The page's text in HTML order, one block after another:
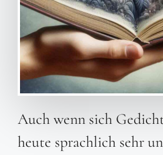
Auch wenn sich
heute sprachlich sehr